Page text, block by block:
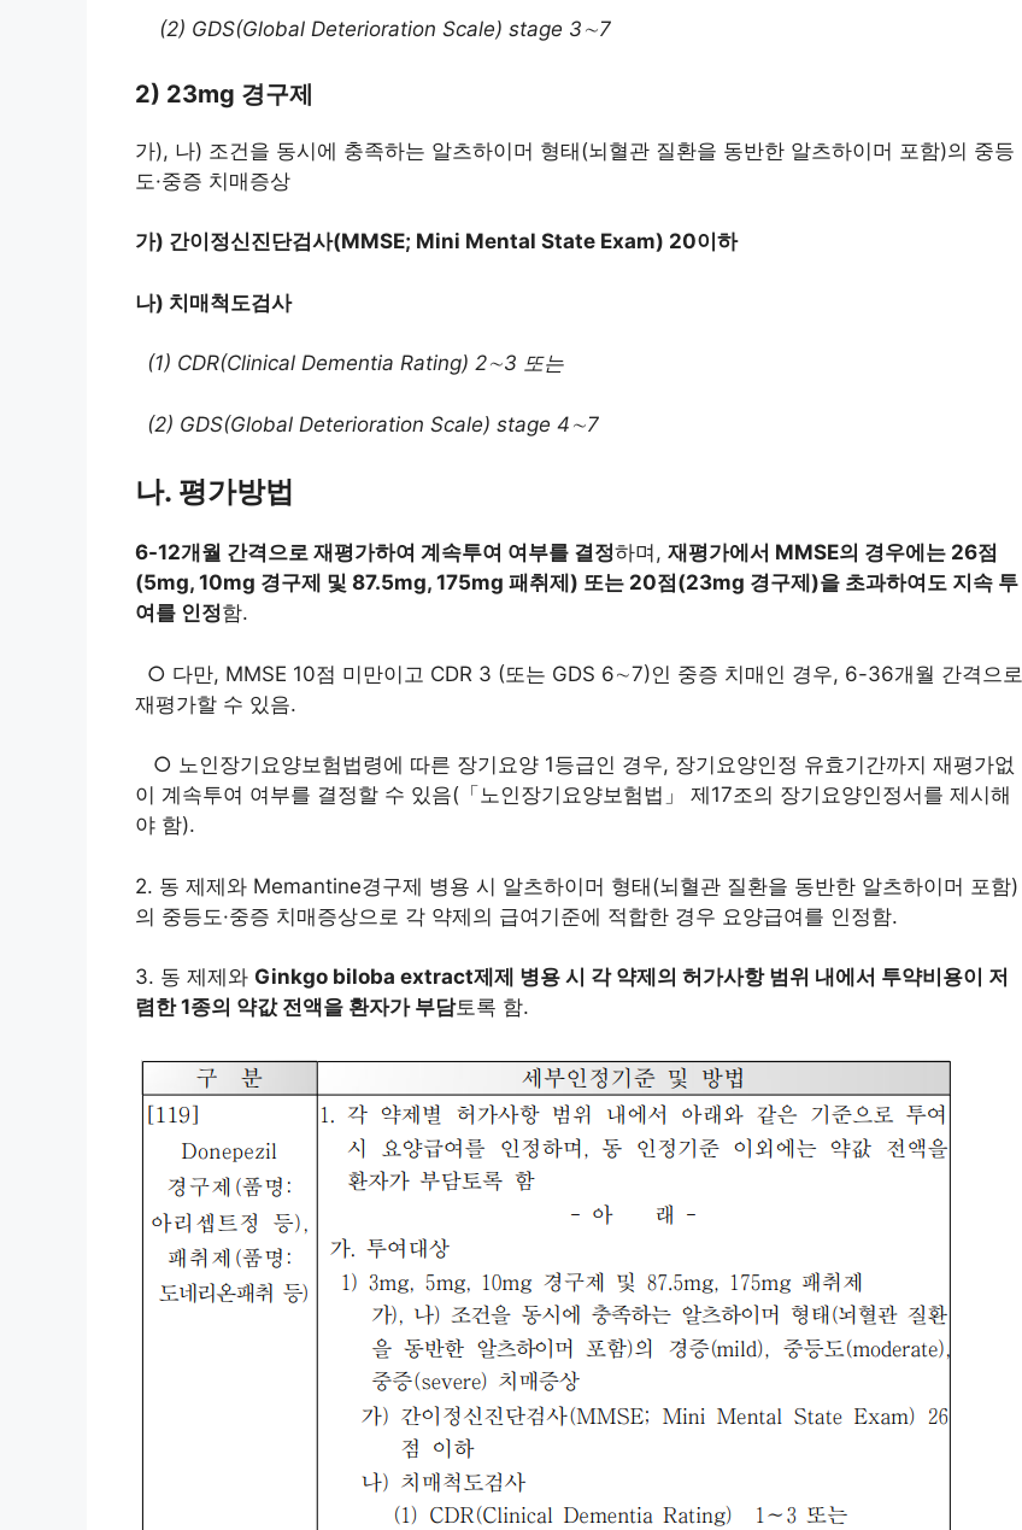
(2) GDS(Global Deterioration Scale) stage 3∼7
2) 23mg 경구제
가), 나) 조건을 동시에 충족하는 알츠하이머 형태(뇌혈관 질환을 동반한 알츠하이머 포함)의 중등
도·중증 치매증상
가) 간이정신진단검사(MMSE; Mini Mental State Exam) 20이하
나) 치매척도검사
(1) CDR(Clinical Dementia Rating) 2∼3 또는
(2) GDS(Global Deterioration Scale) stage 4∼7
나. 평가방법
6-12개월 간격으로 재평가하여 계속투여 여부를 결정하며, 재평가에서 MMSE의 경우에는 26점
(5mg, 10mg 경구제 및 87.5mg, 175mg 패취제) 또는 20점(23mg 경구제)을 초과하여도 지속 투
여를 인정함.
○ 다만, MMSE 10점 미만이고 CDR 3 (또는 GDS 6∼7)인 중증 치매인 경우, 6-36개월 간격으로
재평가할 수 있음.
○ 노인장기요양보험법령에 따른 장기요양 1등급인 경우, 장기요양인정 유효기간까지 재평가없
이 계속투여 여부를 결정할 수 있음(「노인장기요양보험법」 제17조의 장기요양인정서를 제시해
야 함).
2. 동 제제와 Memantine경구제 병용 시 알츠하이머 형태(뇌혈관 질환을 동반한 알츠하이머 포함)
의 중등도·중증 치매증상으로 각 약제의 급여기준에 적합한 경우 요양급여를 인정함.
3. 동 제제와 Ginkgo biloba extract제제 병용 시 각 약제의 허가사항 범위 내에서 투약비용이 저
렴한 1종의 약값 전액을 환자가 부담토록 함.